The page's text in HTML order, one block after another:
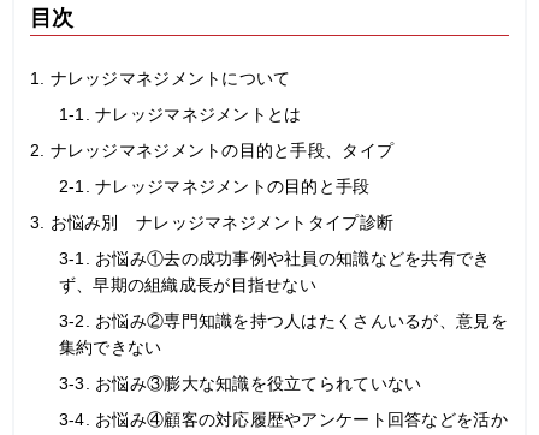
目次
1. ナレッジマネジメントについて
1-1. ナレッジマネジメントとは
2. ナレッジマネジメントの目的と手段、タイプ
2-1. ナレッジマネジメントの目的と手段
3. お悩み別 ナレッジマネジメントタイプ診断
3-1. お悩み①去の成功事例や社員の知識などを共有でき
ず、早期の組織成長が目指せない
3-2. お悩み②専門知識を持つ人はたくさんいるが、意見を
集約できない
3-3. お悩み③膨大な知識を役立てられていない
3-4. お悩み④顧客の対応履歴やアンケート回答などを活か